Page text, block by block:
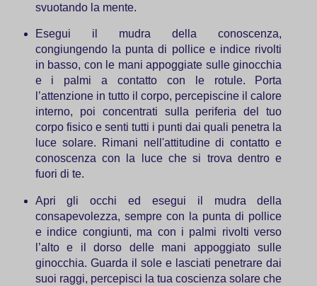
svuotando la mente.
Esegui il mudra della conoscenza,
congiungendo la punta di pollice e indice rivolti
in basso, con le mani appoggiate sulle ginocchia
e i palmi a contatto con le rotule. Porta
l’attenzione in tutto il corpo, percepiscine il calore
interno, poi concentrati sulla periferia del tuo
corpo fisico e senti tutti i punti dai quali penetra la
luce solare. Rimani nell'attitudine di contatto e
conoscenza con la luce che si trova dentro e
fuori di te.
Apri gli occhi ed esegui il mudra della
consapevolezza, sempre con la punta di pollice
e indice congiunti, ma con i palmi rivolti verso
l’alto e il dorso delle mani appoggiato sulle
ginocchia. Guarda il sole e lasciati penetrare dai
suoi raggi, percepisci la tua coscienza solare che